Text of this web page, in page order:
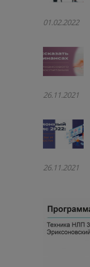
01.02.2022
26.11.2021
26.11.2021